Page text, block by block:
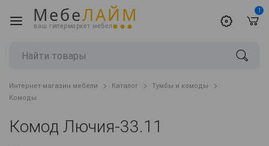
МебеЛАЙМ
ваш гипермаркет мебели
1
Интернет-магазин мебели Каталог
Тумбы и комоды
Комоды
Комод Лючия-33.11